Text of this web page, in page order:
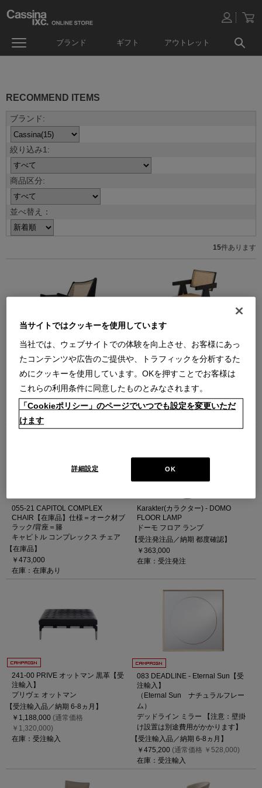
ブランド ギフト アウトレット
RECOMMEND ITEMS
並べ替え：
15件あります
058 KANGAROO【在庫品】仕様＝
カンガルーラウンジチェア
【在庫品】
￥737,000
051-21 CAPITOL COMPLEX
ーク材ブラック/背座＝籐
キャピトル コンプレックス オフィ
【在庫品】
￥638,000
055-21 CAPITOL COMPLEX
CHAIR【在庫品】仕様＝オーク材ブ
ラック/背座＝籐
キャピトル コンプレックス チェア
【在庫品】
￥473,000
在庫：在庫あり
Karakter(カラクター) - DOMO
FLOOR LAMP
ドーモ フロア ランプ
【受注発注品／納期 都度確認】
￥363,000
在庫：受注発注
241-00 PRIVE オットマン 黒革【受
注輸入】
プリヴェ オットマン
【受注輸入品／納期 6-8ヵ月】
￥1,188,000 (通常価格
￥1,320,000)
在庫：受注輸入
083 DEADLINE - Eternal Sun【受
注輸入】
（Eternal Sun ナチュラルフレー
ム）
デッドライン ミラー 【注意：壁掛
け設置は別途費用がかかります】
【受注輸入品／納期 6-8ヵ月】
￥475,200 (通常価格 ￥528,000)
在庫：受注輸入
当サイトではクッキーを使用しています
当社では、ウェブサイトでの体験を向上させ、お客様にあっ
たコンテンツや広告のご提供や、トラフィックを分析するた
めにクッキーを使用しています。OKを押すことでお客様は
これらの利用条件に同意したものとみなされます。
「Cookieポリシー」のページでいつでも設定を変更いただ
けます
OK
詳細設定